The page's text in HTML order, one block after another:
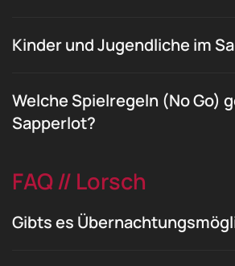
Kinder und Jugendliche im
Welche Spielregeln (No Go)
Sapperlot?
FAQ // Lorsch
Gibts es